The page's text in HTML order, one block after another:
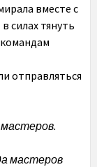
вместе с
силах тянуть
отправляться
мастеров